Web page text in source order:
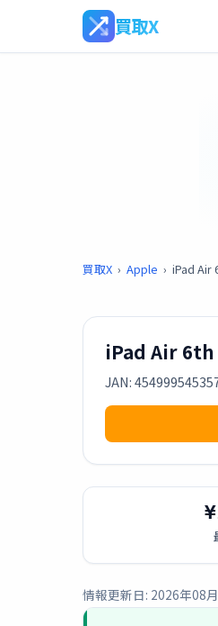
買取X
買取X › Apple › iPad Air
iPad Air 6th
JAN:
情報更新日: 2026年08